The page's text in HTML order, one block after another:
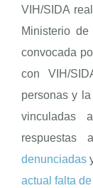
VIH/SIDA
Ministerio
convocada
con VIH/
personas y
vinculadas
respuestas
denunciadas
actual falta